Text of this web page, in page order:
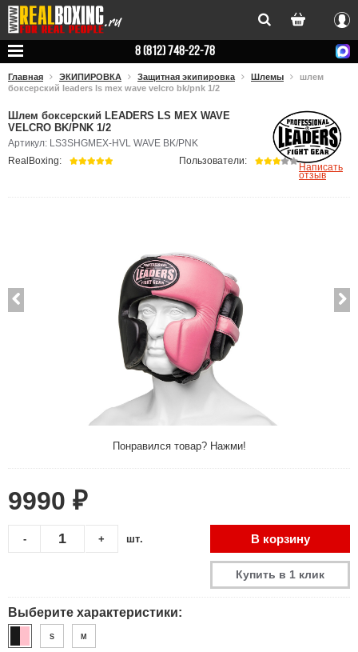
Вход
8 (812) 748-22-78
Главная ЭКИПИРОВКА Защитная экипировка Шлемы
шлем
боксерский leaders ls mex wave velcro bk/pnk 1/2
Шлем боксерский LEADERS LS MEX WAVE
VELCRO BK/PNK 1/2
Артикул: LS3SHGMEX-HVL WAVE BK/PNK
Понравился товар? Нажми!
RealBoxing: Пользователи:
Написать
отзыв
9990 ₽
+
- шт. В корзину
Купить в 1 клик
Выберите характеристики:
S M